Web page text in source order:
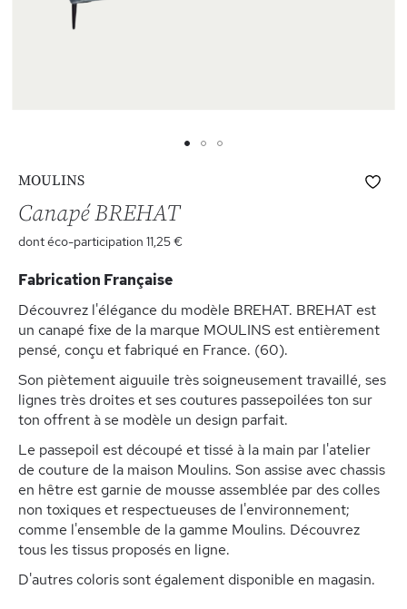
the
beginning
images
gallery
MOULINS
Canapé BREHAT
dont éco-participation 11,25 €
Fabrication Française
Découvrez l'élégance du modèle BREHAT. BREHAT est
un canapé fixe de la marque MOULINS est entièrement
pensé, conçu et fabriqué en France. (60).
Son piètement aiguuile très soigneusement travaillé, ses
lignes très droites et ses coutures passepoilées ton sur
ton offrent à se modèle un design parfait.
Le passepoil est découpé et tissé à la main par l'atelier
de couture de la maison Moulins. Son assise avec chassis
en hêtre est garnie de mousse assemblée par des colles
non toxiques et respectueuses de l'environnement;
comme l'ensemble de la gamme Moulins. Découvrez
tous les tissus proposés en ligne.
D'autres coloris sont également disponible en magasin.